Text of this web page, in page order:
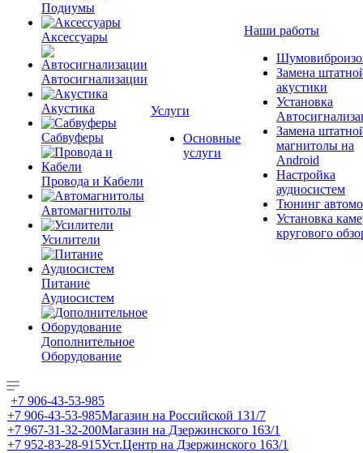
Подиумы
Аксессуары
Автосигнализации
Акустика
Сабвуферы
Провода и Кабели
Автомагнитолы
Усилители
Питание
Аудиосистем
Дополнительное
Оборудование
Услуги
Основные
услуги
Наши работы
Замена
акустики
Установка
Замена
магнитолы на
Android
Настройка
аудиосистем
Тюнинг
Установка
кругового
+7 906-43-53-985
+7 906-43-53-985Магазин на Российской 131/7
+7 967-31-32-200Магазин на Дзержинского 163/1
+7 952-83-28-915Уст.Центр на Дзержинского 163/1